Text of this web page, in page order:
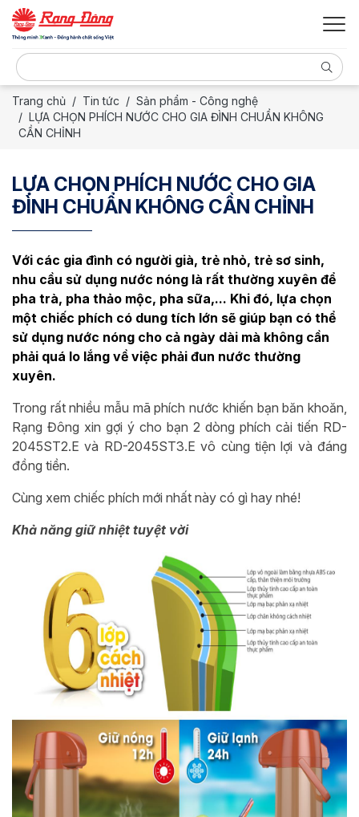
Trang chủ Tin tức
Sản phẩm - Công nghệ
LỰA CHỌN PHÍCH NƯỚC CHO GIA ĐÌNH CHUẨN KHÔNG
CẦN CHỈNH
LỰA CHỌN PHÍCH NƯỚC CHO GIA
ĐÌNH CHUẨN KHÔNG CẦN CHỈNH
Với các gia đình có người già, trẻ nhỏ, trẻ sơ sinh,
nhu cầu sử dụng nước nóng là rất thường xuyên để
pha trà, pha thảo mộc, pha sữa,... Khi đó, lựa chọn
một chiếc phích có dung tích lớn sẽ giúp bạn có thể
sử dụng nước nóng cho cả ngày dài mà không cần
phải quá lo lắng về việc phải đun nước thường
xuyên.
Trong rất nhiều mẫu mã phích nước khiến bạn băn khoăn,
Rạng Đông xin gợi ý cho bạn 2 dòng phích cải tiến RD-
2045ST2.E và RD-2045ST3.Evô cùng tiện lợi và đáng
đồng tiền.
Cùng xem chiếc phích mới nhất này có gì hay nhé!
Khả năng giữ nhiệt tuyệt vời